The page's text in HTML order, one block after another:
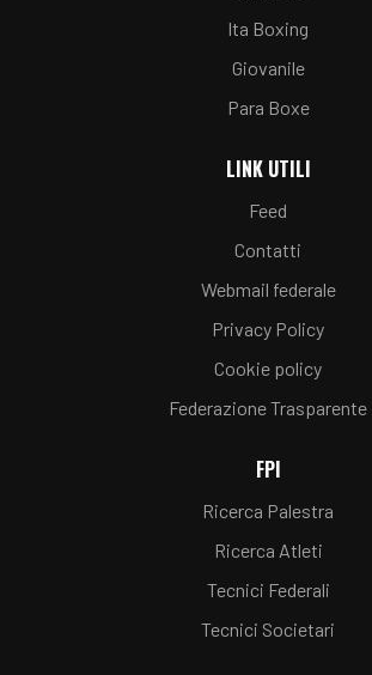
Ita Boxing
Giovanile
Para Boxe
LINK UTILI
Feed
Contatti
Webmail federale
Privacy Policy
Cookie policy
Federazione Trasparente
FPI
Ricerca Palestra
Ricerca Atleti
Tecnici Federali
Tecnici Societari